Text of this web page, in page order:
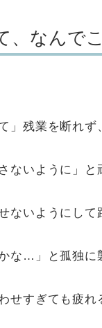
、なんで
」残業を断れ
ないように」
ないようにし
な…」と孤独に
せすぎても疲